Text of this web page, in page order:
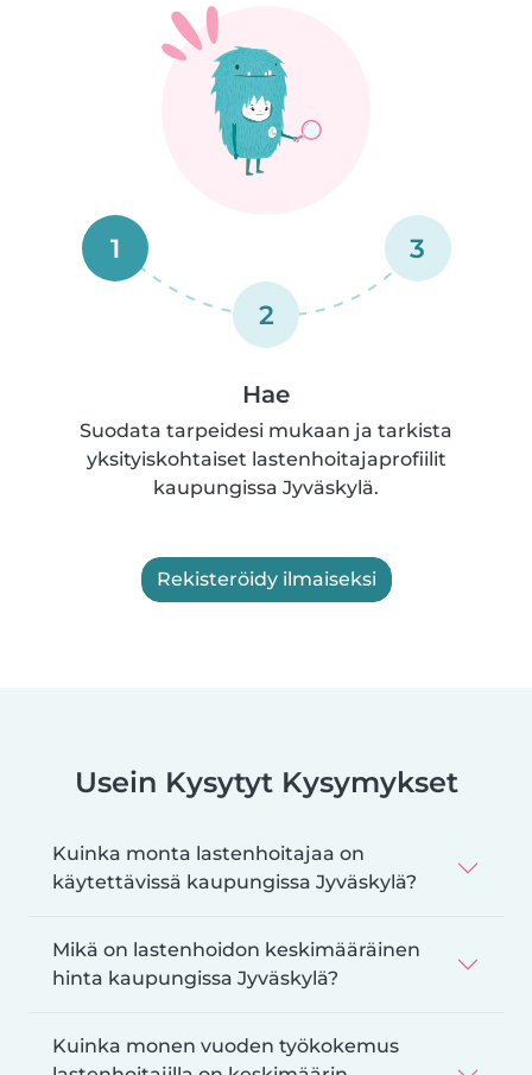
1
2
3
Hae
Suodata tarpeidesi mukaan ja tarkista
yksityiskohtaiset lastenhoitajaprofiilit
kaupungissa Jyväskylä.
Rekisteröidy ilmaiseksi
Usein Kysytyt Kysymykset
Kuinka monta lastenhoitajaa on
käytettävissä kaupungissa Jyväskylä?
Mikä on lastenhoidon keskimääräinen
hinta kaupungissa Jyväskylä?
Kuinka monen vuoden työkokemus